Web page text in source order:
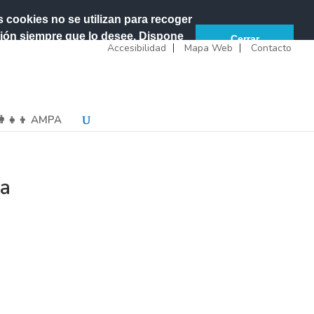
cookies no se utilizan para recoger
siempre que lo desee. Dispone
Cerrar
Accesibilidad Mapa Web Contacto
Accesibilidad
Mapa Web Contacto
AMPA